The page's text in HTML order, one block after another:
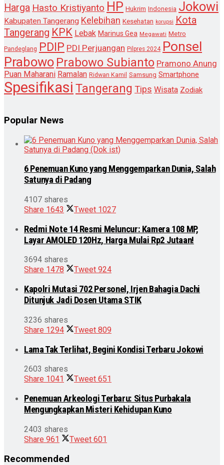
Harga Hasto Kristiyanto HP Hukrim Indonesia Jokowi
Kabupaten Tangerang Kelebihan Kesehatan korupsi Kota
Tangerang KPK Lebak Marinus Gea Megawati Metro
Pandeglang PDIP PDI Perjuangan Pilpres 2024 Ponsel
Prabowo Prabowo Subianto Pramono Anung
Puan Maharani Ramalan Ridwan Kamil Samsung Smartphone
Spesifikasi Tangerang Tips Wisata Zodiak
Popular News
6 Penemuan Kuno yang Menggemparkan Dunia, Salah
Satunya di Padang
4107 shares
Share 1643 Tweet 1027
Redmi Note 14 Resmi Meluncur: Kamera 108 MP,
Layar AMOLED 120Hz, Harga Mulai Rp2 Jutaan!
3694 shares
Share 1478 Tweet 924
Kapolri Mutasi 702 Personel, Irjen Bahagia Dachi
Ditunjuk Jadi Dosen Utama STIK
3236 shares
Share 1294 Tweet 809
Lama Tak Terlihat, Begini Kondisi Terbaru Jokowi
2603 shares
Share 1041 Tweet 651
Penemuan Arkeologi Terbaru: Situs Purbakala
Mengungkapkan Misteri Kehidupan Kuno
2403 shares
Share 961 Tweet 601
Recommended